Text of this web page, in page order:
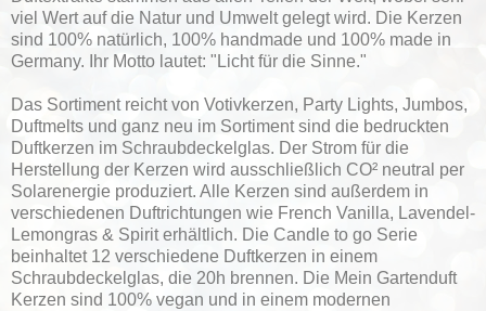
viel Wert auf die Natur und Umwelt gelegt wird. Die Kerzen
sind 100% natürlich, 100% handmade und 100% made in
Germany. Ihr Motto lautet: "Licht für die Sinne."
Das Sortiment reicht von Votivkerzen, Party Lights, Jumbos,
Duftmelts und ganz neu im Sortiment sind die bedruckten
Duftkerzen im Schraubdeckelglas. Der Strom für die
Herstellung der Kerzen wird ausschließlich CO² neutral per
Solarenergie produziert. Alle Kerzen sind außerdem in
verschiedenen Duftrichtungen wie French Vanilla, Lavendel-
Lemongras & Spirit erhältlich. Die Candle to go Serie
beinhaltet 12 verschiedene Duftkerzen in einem
Schraubdeckelglas, die 20h brennen. Die Mein Gartenduft
Kerzen sind 100% vegan und in einem modernen